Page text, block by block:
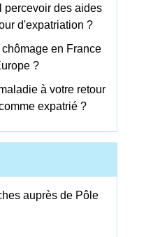
percevoir des aides
d'expatriation ?
en France
?
à votre retour
expatrié ?
auprès de Pôle